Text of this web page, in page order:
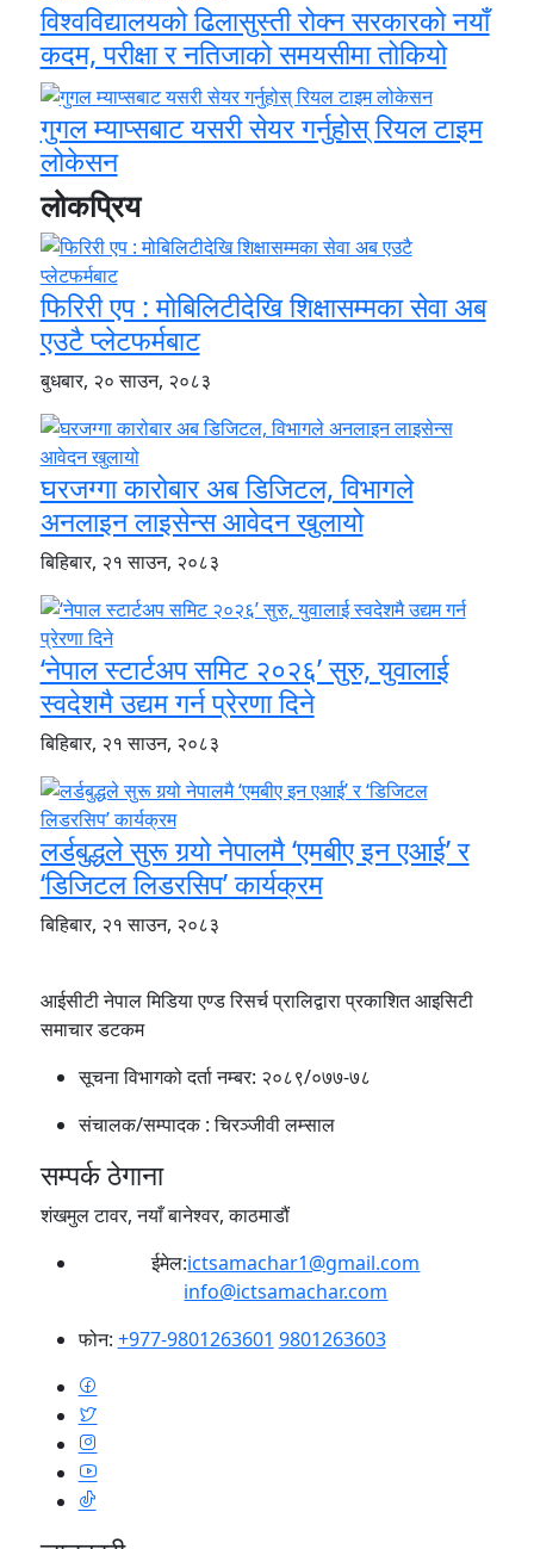
विश्वविद्यालयको ढिलासुस्ती रोक्न सरकारको नयाँ
कदम, परीक्षा र नतिजाको समयसीमा तोकियो
गुगल म्याप्सबाट यसरी सेयर गर्नुहोस् रियल टाइम
लोकेसन
लोकप्रिय
फिरिरी एप : मोबिलिटीदेखि शिक्षासम्मका सेवा अब
एउटै प्लेटफर्मबाट
बुधबार, २० साउन, २०८३
घरजग्गा कारोबार अब डिजिटल, विभागले
अनलाइन लाइसेन्स आवेदन खुलायो
बिहिबार, २१ साउन, २०८३
‘नेपाल स्टार्टअप समिट २०२६’ सुरु, युवालाई
स्वदेशमै उद्यम गर्न प्रेरणा दिने
बिहिबार, २१ साउन, २०८३
लर्डबुद्धले सुरू गर्‍यो नेपालमै ‘एमबीए इन एआई’ र
‘डिजिटल लिडरसिप’ कार्यक्रम
बिहिबार, २१ साउन, २०८३
आईसीटी नेपाल मिडिया एण्ड रिसर्च प्रालिद्वारा प्रकाशित आइसिटी
समाचार डटकम
सूचना विभागको दर्ता नम्बर: २०८९/०७७-७८
संचालक/सम्पादक :चिरञ्जीवी लम्साल
सम्पर्क ठेगाना
शंखमुल टावर, नयाँ बानेश्वर, काठमाडौं
ईमेल:ictsamachar1@gmail.com
info@ictsamachar.com
फोन: +977-9801263601 9801263603